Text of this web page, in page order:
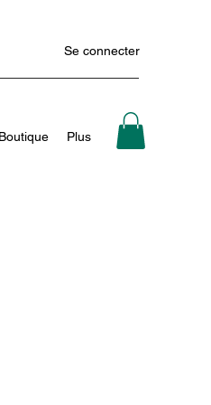
Se connecter
Boutique Plus